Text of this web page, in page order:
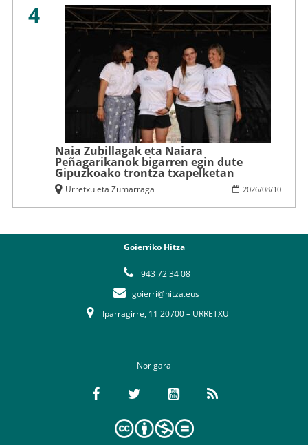
4
Naia Zubillagak eta Naiara
Peñagarikanok bigarren egin dute
Gipuzkoako trontza txapelketan
2026/08/10
Urretxu eta Zumarraga
Goierriko Hitza
943 72 34 08
goierri@hitza.eus
Iparragirre, 11 20700 – URRETXU
Nor gara